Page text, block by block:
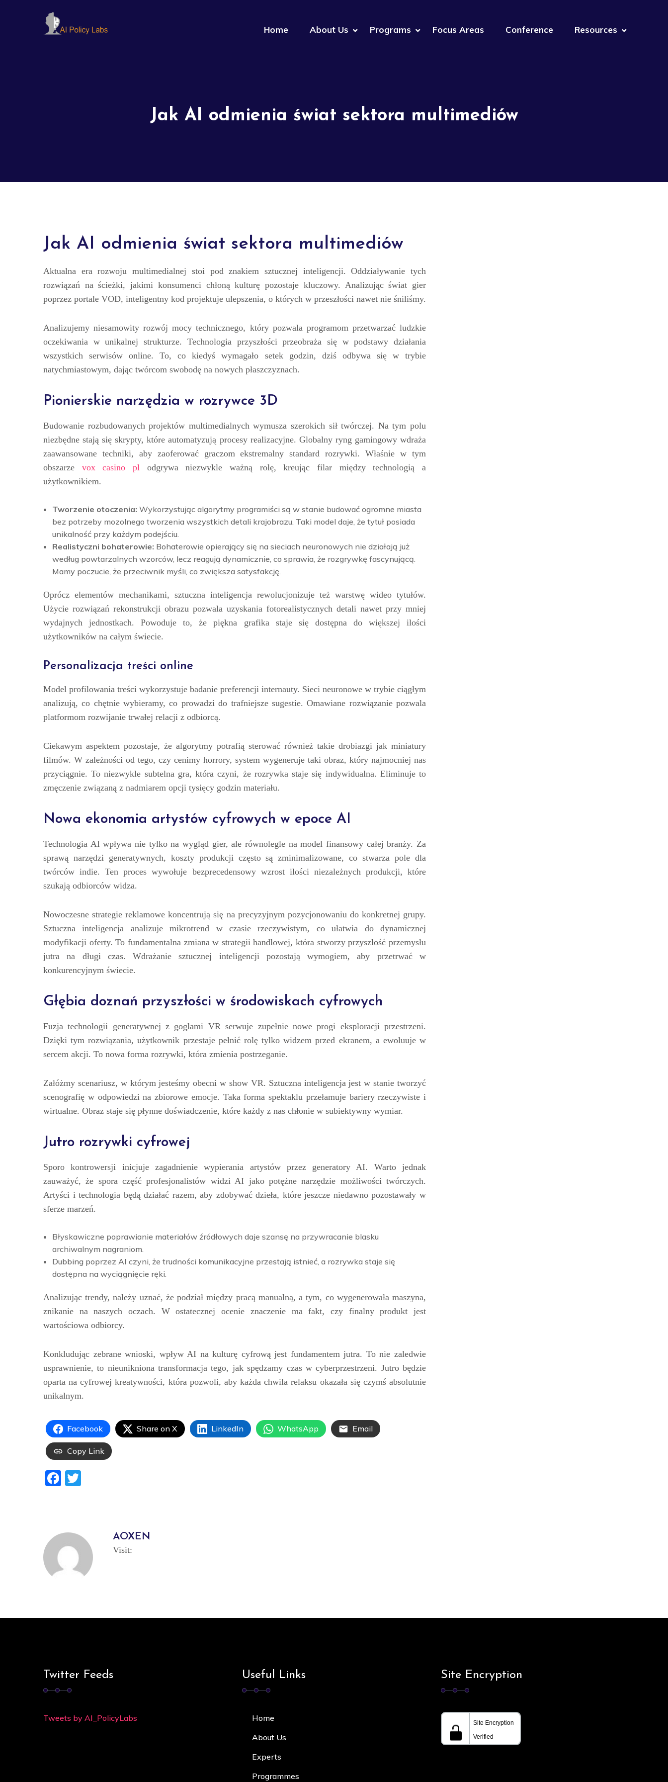
Home About Us Programs Focus Areas Conference Resources
Jak AI odmienia świat sektora multimediów
Jak AI odmienia świat sektora multimediów
Aktualna era rozwoju multimedialnej stoi pod znakiem sztucznej inteligencji. Oddziaływanie tych
rozwiązań na ścieżki, jakimi konsumenci chłoną kulturę pozostaje kluczowy. Analizując świat gier
poprzez portale VOD, inteligentny kod projektuje ulepszenia, o których w przeszłości nawet nie śniliśmy.
Analizujemy niesamowity rozwój mocy technicznego, który pozwala programom przetwarzać ludzkie
oczekiwania w unikalnej strukturze. Technologia przyszłości przeobraża się w podstawy działania
wszystkich serwisów online. To, co kiedyś wymagało setek godzin, dziś odbywa się w trybie
natychmiastowym, dając twórcom swobodę na nowych płaszczyznach.
Pionierskie narzędzia w rozrywce 3D
Budowanie rozbudowanych projektów multimedialnych wymusza szerokich sił twórczej. Na tym polu
niezbędne stają się skrypty, które automatyzują procesy realizacyjne. Globalny ryng gamingowy wdraża
zaawansowane techniki, aby zaoferować graczom ekstremalny standard rozrywki. Właśnie w tym
obszarze vox casino pl odgrywa niezwykle ważną rolę, kreując filar między technologią a
użytkownikiem.
Tworzenie otoczenia: Wykorzystując algorytmy programiści są w stanie budować ogromne miasta
bez potrzeby mozolnego tworzenia wszystkich detali krajobrazu. Taki model daje, że tytuł posiada
unikalność przy każdym podejściu.
Realistyczni bohaterowie: Bohaterowie opierający się na sieciach neuronowych nie działają już
według powtarzalnych wzorców, lecz reagują dynamicznie, co sprawia, że rozgrywkę fascynującą.
Mamy poczucie, że przeciwnik myśli, co zwiększa satysfakcję.
Oprócz elementów mechanikami, sztuczna inteligencja rewolucjonizuje też warstwę wideo tytułów.
Użycie rozwiązań rekonstrukcji obrazu pozwala uzyskania fotorealistycznych detali nawet przy mniej
wydajnych jednostkach. Powoduje to, że piękna grafika staje się dostępna do większej ilości
użytkowników na całym świecie.
Personalizacja treści online
Model profilowania treści wykorzystuje badanie preferencji internauty. Sieci neuronowe w trybie ciągłym
analizują, co chętnie wybieramy, co prowadzi do trafniejsze sugestie. Omawiane rozwiązanie pozwala
platformom rozwijanie trwałej relacji z odbiorcą.
Ciekawym aspektem pozostaje, że algorytmy potrafią sterować również takie drobiazgi jak miniatury
filmów. W zależności od tego, czy cenimy horrory, system wygeneruje taki obraz, który najmocniej nas
przyciągnie. To niezwykle subtelna gra, która czyni, że rozrywka staje się indywidualna. Eliminuje to
zmęczenie związaną z nadmiarem opcji tysięcy godzin materiału.
Nowa ekonomia artystów cyfrowych w epoce AI
Technologia AI wpływa nie tylko na wygląd gier, ale równolegle na model finansowy całej branży. Za
sprawą narzędzi generatywnych, koszty produkcji często są zminimalizowane, co stwarza pole dla
twórców indie. Ten proces wywołuje bezprecedensowy wzrost ilości niezależnych produkcji, które
szukają odbiorców widza.
Nowoczesne strategie reklamowe koncentrują się na precyzyjnym pozycjonowaniu do konkretnej grupy.
Sztuczna inteligencja analizuje mikrotrend w czasie rzeczywistym, co ułatwia do dynamicznej
modyfikacji oferty. To fundamentalna zmiana w strategii handlowej, która stworzy przyszłość przemysłu
jutra na długi czas. Wdrażanie sztucznej inteligencji pozostają wymogiem, aby przetrwać w
konkurencyjnym świecie.
Głębia doznań przyszłości w środowiskach cyfrowych
Fuzja technologii generatywnej z goglami VR serwuje zupełnie nowe progi eksploracji przestrzeni.
Dzięki tym rozwiązania, użytkownik przestaje pełnić rolę tylko widzem przed ekranem, a ewoluuje w
sercem akcji. To nowa forma rozrywki, która zmienia postrzeganie.
Załóżmy scenariusz, w którym jesteśmy obecni w show VR. Sztuczna inteligencja jest w stanie tworzyć
scenografię w odpowiedzi na zbiorowe emocje. Taka forma spektaklu przełamuje bariery rzeczywiste i
wirtualne. Obraz staje się płynne doświadczenie, które każdy z nas chłonie w subiektywny wymiar.
Jutro rozrywki cyfrowej
Sporo kontrowersji inicjuje zagadnienie wypierania artystów przez generatory AI. Warto jednak
zauważyć, że spora część profesjonalistów widzi AI jako potężne narzędzie możliwości twórczych.
Artyści i technologia będą działać razem, aby zdobywać dzieła, które jeszcze niedawno pozostawały w
sferze marzeń.
Błyskawiczne poprawianie materiałów źródłowych daje szansę na przywracanie blasku
archiwalnym nagraniom.
Dubbing poprzez AI czyni, że trudności komunikacyjne przestają istnieć, a rozrywka staje się
dostępna na wyciągnięcie ręki.
Analizując trendy, należy uznać, że podział między pracą manualną, a tym, co wygenerowała maszyna,
znikanie na naszych oczach. W ostatecznej ocenie znaczenie ma fakt, czy finalny produkt jest
wartościowa odbiorcy.
Konkludując zebrane wnioski, wpływ AI na kulturę cyfrową jest fundamentem jutra. To nie zaledwie
usprawnienie, to nieunikniona transformacja tego, jak spędzamy czas w cyberprzestrzeni. Jutro będzie
oparta na cyfrowej kreatywności, która pozwoli, aby każda chwila relaksu okazała się czymś absolutnie
unikalnym.
Facebook Share on X LinkedIn WhatsApp Email
Copy Link
Facebook
AOXEN
Visit:
Twitter Feeds
Tweets by AI_PolicyLabs
Useful Links
Home
About Us
Experts
Programmes
Site Encryption